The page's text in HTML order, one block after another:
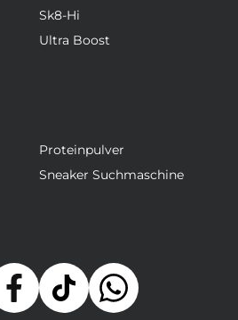
Sk8-Hi
Ultra Boost
Proteinpulver
Sneaker Suchmaschine